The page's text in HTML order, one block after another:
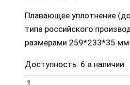
Плавающее уплотнение
типа российского
размерами 259*233*35 мм
Доступность: 6 в наличии